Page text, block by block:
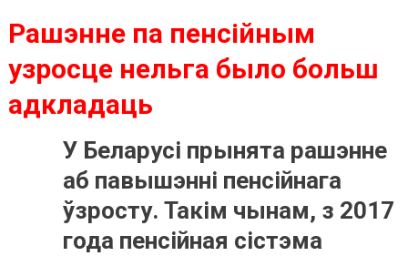
Рашэнне па пенсійным
узросце нельга было больш
адкладаць
У Беларусі прынята рашэнне
аб павышэнні пенсійнага
ўзросту. Такім чынам, з 2017
года пенсійная сістэма